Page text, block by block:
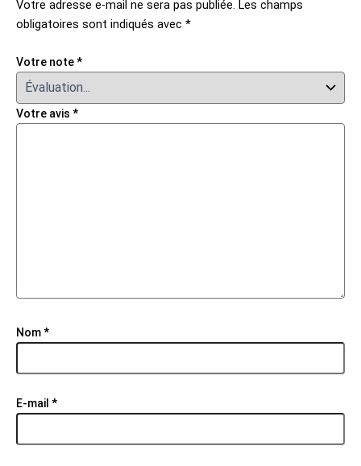
Votre adresse e-mail ne sera pas publiée. Les champs
obligatoires sont indiqués avec *
Votre note*
Votre avis *
Nom*
E-mail *